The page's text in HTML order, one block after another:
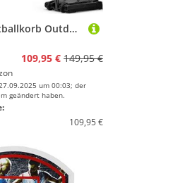
Deuba® Basketballkorb Outdoor Indoor mit Ständer höhenverstellbar 205- max. 305cm rollbar 70kg Standfuß Kinder Erwachsene Basketball Hoop Stand
109,95 € 149,95 €
um 00:03; der
geändert haben.
109,95 €